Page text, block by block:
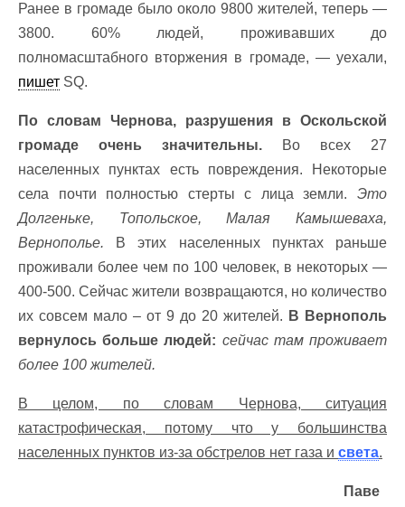
Ранее в громаде было около 9800 жителей, теперь —
3800. 60% людей, проживавших до
полномасштабного вторжения в громаде, — уехали,
пишет SQ.
По словам Чернова, разрушения в Оскольской
громаде очень значительны. Во всех 27
населенных пунктах есть повреждения. Некоторые
села почти полностью стерты с лица земли. Это
Долгеньке, Топольское, Малая Камышеваха,
Вернополье. В этих населенных пунктах раньше
проживали более чем по 100 человек, в некоторых —
400-500. Сейчас жители возвращаются, но количество
их совсем мало – от 9 до 20 жителей. В Вернополь
вернулось больше людей: сейчас там проживает
более 100 жителей.
В целом, по словам Чернова, ситуация
катастрофическая, потому что у большинства
населенных пунктов из-за обстрелов нет газа и света.
Паве